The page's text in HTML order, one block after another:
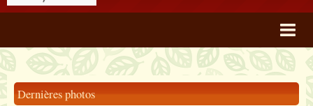
Agenda
Dernières photos